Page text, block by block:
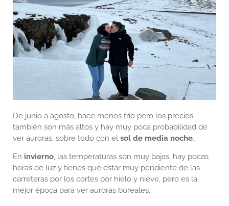
De junio a agosto, hace menos frío pero los precios
también son más altos y hay muy poca probabilidad de
ver auroras, sobre todo con el sol de media noche.
En invierno, las temperaturas son muy bajas, hay pocas
horas de luz y tienes que estar muy pendiente de las
carreteras por los cortes por hielo y nieve, pero es la
mejor época para ver auroras boreales.